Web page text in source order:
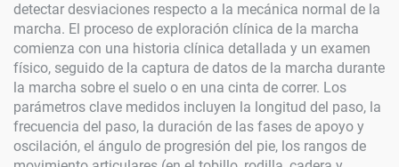
detectar desviaciones respecto a la mecánica normal de la
marcha. El proceso de exploración clínica de la marcha
comienza con una historia clínica detallada y un examen
físico, seguido de la captura de datos de la marcha durante
la marcha sobre el suelo o en una cinta de correr. Los
parámetros clave medidos incluyen la longitud del paso, la
frecuencia del paso, la duración de las fases de apoyo y
oscilación, el ángulo de progresión del pie, los rangos de